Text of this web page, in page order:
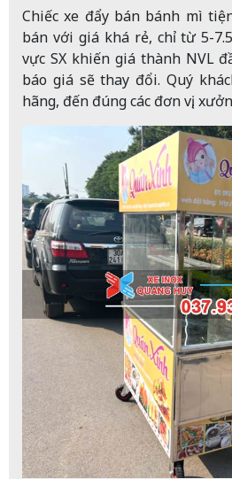
Chiếc xe đẩy bán bánh mì
bán với giá khá rẻ, chỉ từ 5-
vực SX khiến giá thành NVL
báo giá sẽ thay đổi. Quý
hãng, đến đúng các đơn vị,